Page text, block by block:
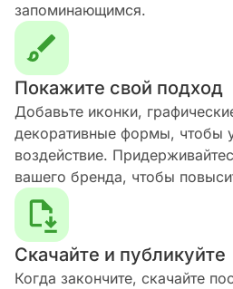
запоминающимся.
Покажите свой подход
Добавьте иконки,
декоративные формы, чтобы
воздействие.
вашего бренда, чтобы
Скачайте и публикуйте
Когда закончите, скачайте